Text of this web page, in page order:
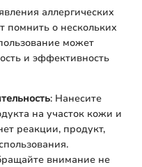
аллергических
помнить о нескольких
может
и эффективность
: Нанесите
на участок кожи и
реакции, продукт,
внимание не